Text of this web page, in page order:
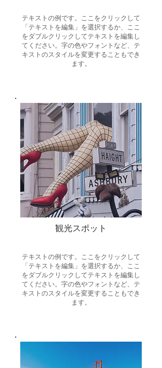
テキストの例です。ここをクリックして
「テキストを編集」を選択するか、ここ
をダブルクリックしてテキストを編集し
てください。字の色やフォントなど、テ
キストのスタイルを変更することもでき
ます。
観光スポット
テキストの例です。ここをクリックして
「テキストを編集」を選択するか、ここ
をダブルクリックしてテキストを編集し
てください。字の色やフォントなど、テ
キストのスタイルを変更することもでき
ます。